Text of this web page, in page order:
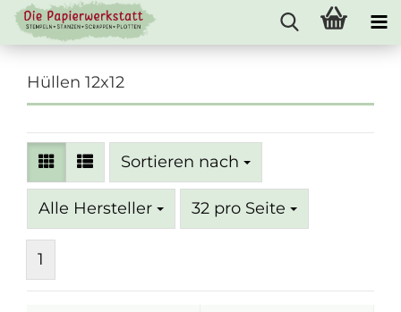
Hüllen 12x12
Sortieren nach
Sortieren nach
Alle Hersteller 32 pro Seite
pro Seite
1